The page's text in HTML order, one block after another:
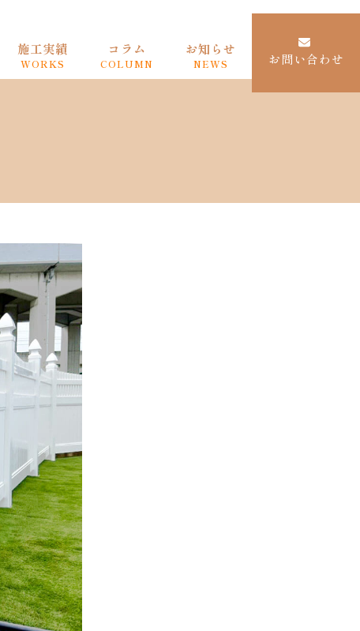
施工実績
WORKS
コラム
COLUMN
お知らせ
NEWS お問い合わせ